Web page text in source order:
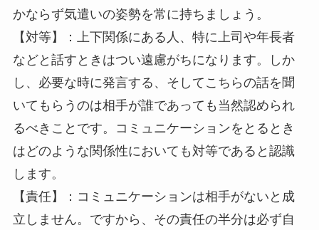
かならず気遣いの姿勢を常に持ちましょう。
【対等】：上下関係にある人、特に上司や年長者
などと話すときはつい遠慮がちになります。しか
し、必要な時に発言する、そしてこちらの話を聞
いてもらうのは相手が誰であっても当然認められ
るべきことです。コミュニケーションをとるとき
はどのような関係性においても対等であると認識
します。
【責任】：コミュニケーションは相手がないと成
立しません。ですから、その責任の半分は必ず自